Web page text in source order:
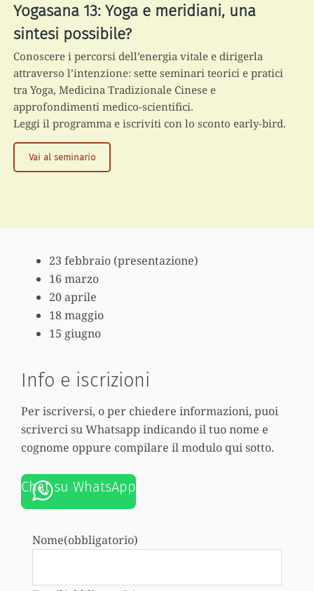
Yogasana 13: Yoga e meridiani, una
sintesi possibile?
Conoscere i percorsi dell’energia vitale e dirigerla
attraverso l’intenzione: sette seminari teorici e pratici
tra Yoga, Medicina Tradizionale Cinese e
approfondimenti medico-scientifici.
Leggi il programma e iscriviti con lo sconto early-bird.
Vai al seminarioYogasana
13:
una
possibile?
23 febbraio (presentazione)
16 marzo
20 aprile
18 maggio
15 giugno
Info e iscrizioni
Per iscriversi, o per chiedere informazioni, puoi
scriverci su Whatsapp indicando il tuo nome e
cognome oppure compilare il modulo qui sotto.
Chat su WhatsApp
Nome(obbligatorio)